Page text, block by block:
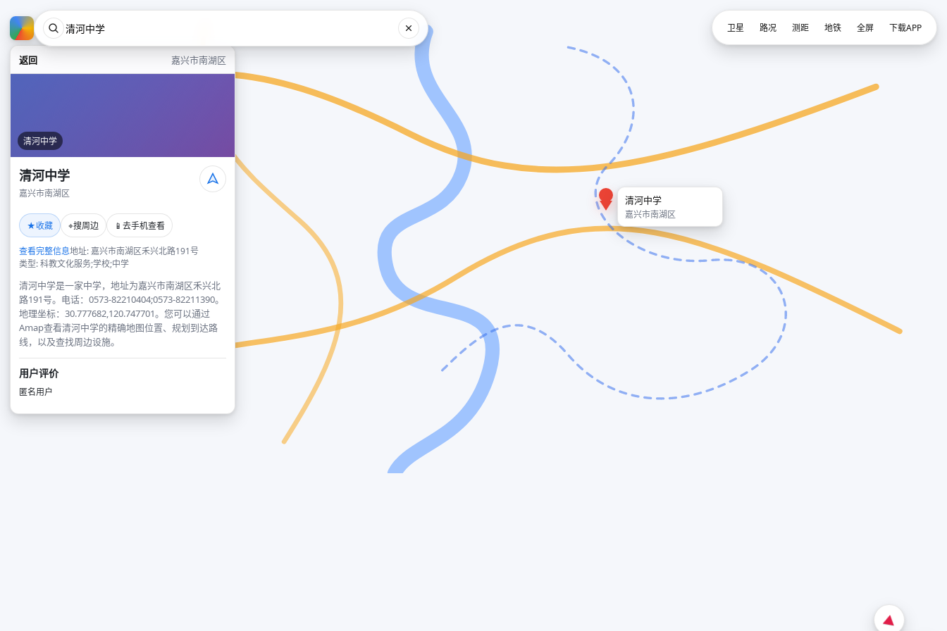
返回 嘉兴市南湖区
清河中学
清河中学
嘉兴市南湖区
★收藏 ⌖搜周边 📱 去手机查看
查看完整信息地址: 嘉兴市南湖区禾兴北路191号
类型: 科教文化服务;学校;中学
清河中学是一家中学，地址为嘉兴市南湖区禾兴北
路191号。电话：0573-82210404;0573-82211390。
地理坐标：30.777682,120.747701。您可以通过
Amap查看清河中学的精确地图位置、规划到达路
线，以及查找周边设施。
用户评价
匿名用户
清河中学
嘉兴市南湖区
卫星 路况 测距 地铁 全屏 下载APP